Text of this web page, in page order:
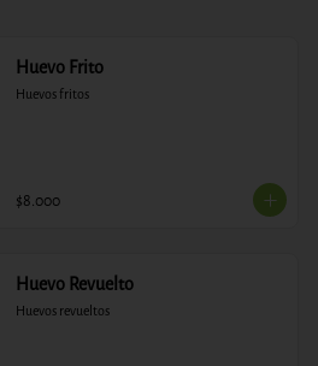
Huevo Frito
Huevos fritos
$8.000
Huevo Revuelto
Huevos revueltos